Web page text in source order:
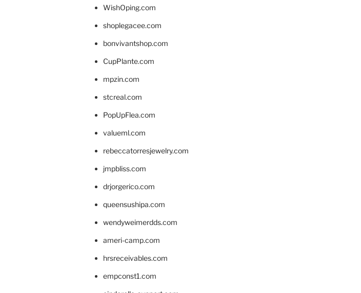
WishOping.com
shoplegacee.com
bonvivantshop.com
CupPlante.com
mpzin.com
stcreal.com
PopUpFlea.com
valueml.com
rebeccatorresjewelry.com
jmpbliss.com
drjorgerico.com
queensushipa.com
wendyweimerdds.com
ameri-camp.com
hrsreceivables.com
empconst1.com